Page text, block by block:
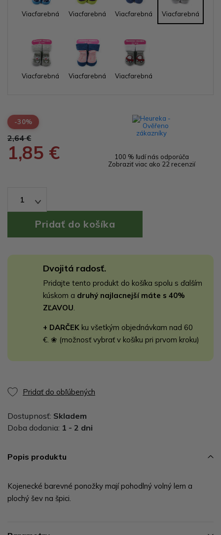
Viacfarebná Viacfarebná Viacfarebná Viacfarebná
Viacfarebná Viacfarebná Viacfarebná
-30%
2,64 €
1,85 €
100 % ľudí nás odporúča
Zobraziť viac ako 22 recenzií
1
Dvojitá radosť.
Pridajte tento produkt do košíka spolu s ďalším
kúskom a druhý najlacnejší máte s 40%
ZĽAVOU
+ DARČEK ku všetkým objednávkam nad 60
€. ❀ (možnosť vybrať v košíku pri prvom kroku)
Pridať do obľúbených
Dostupnosť: Skladem
Doba dodania: 1 - 2 dni
Popis produktu
Kojenecké barevné ponožky mají pohodlný volný lem a
plochý šev na špici.